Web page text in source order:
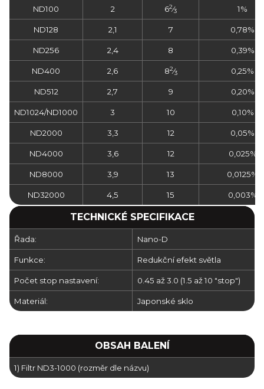
ND100 2 62⁄3 1%
ND128 2,1 7 0,78%
ND256 2,4 8 0,39%
ND400 2,6 82⁄3 0,25%
ND512 2,7 9 0,20%
ND1024/ND1000 3 10 0,10%
ND2000 3,3 12 0,05%
ND4000 3,6 12 0,025%
ND8000 3,9 13 0,0125%
ND32000 4,5 15 0,003%
TECHNICKÉ SPECIFIKACE
Řada: Nano-D
Funkce: Redukční efekt světla
Počet stop nastavení: 0.45 až 3.0 (1.5 až 10 "stop")
Materiál: Japonské sklo
OBSAH BALENÍ
1) Filtr ND3-1000 (rozměr dle názvu)